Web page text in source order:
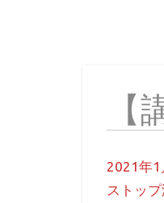
2021年1
ストッ